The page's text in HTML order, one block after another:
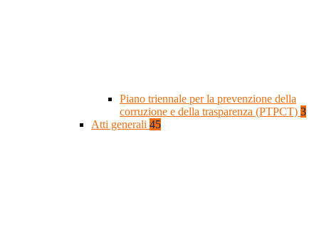
Piano triennale per la prevenzione della
corruzione e della trasparenza (PTPCT) 3
Atti generali 45